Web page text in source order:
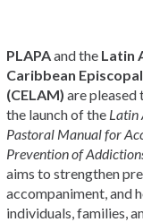
PLAPAand the Latin
Caribbean
(CELAM) are pleased
the launch of the Latin
Pastoral Manual for
Prevention of
aims to strengthen
accompaniment, and
individuals, families,